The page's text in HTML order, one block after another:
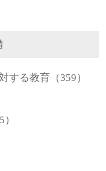
する教育（359）